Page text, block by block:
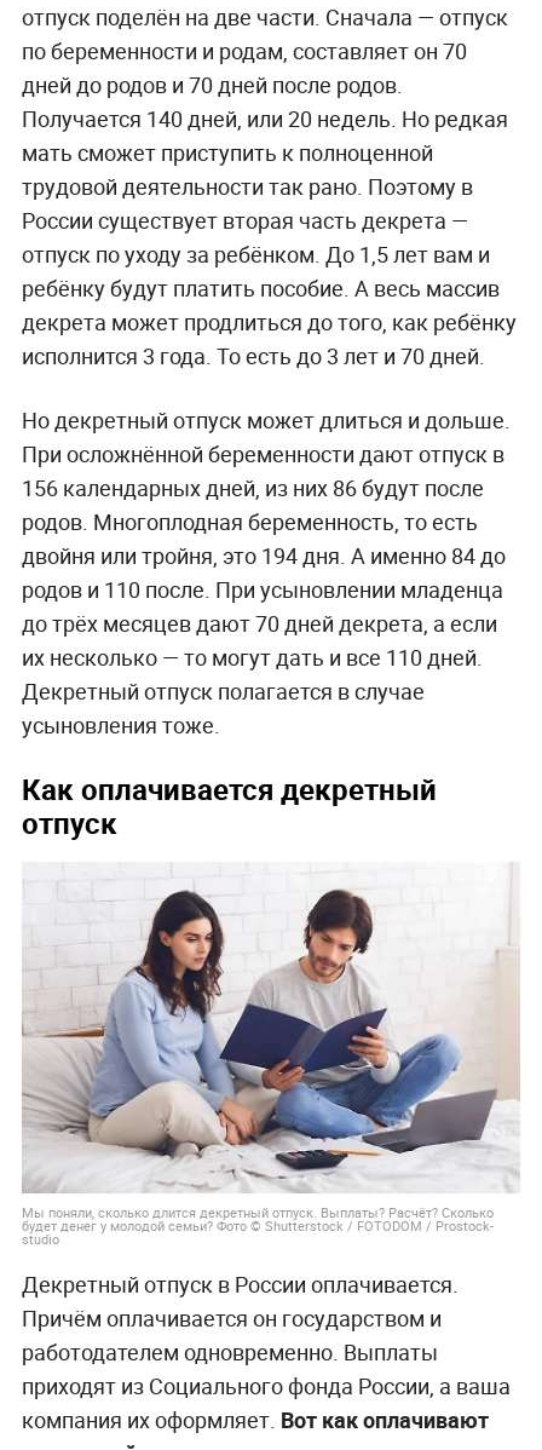
отпуск поделён на две части. Сначала — отпуск
по беременности и родам, составляет он 70
дней до родов и 70 дней после родов.
Получается 140 дней, или 20 недель. Но редкая
мать сможет приступить к полноценной
трудовой деятельности так рано. Поэтому в
России существует вторая часть декрета —
отпуск по уходу за ребёнком. До 1,5 лет вам и
ребёнку будут платить пособие. А весь массив
декрета может продлиться до того, как ребёнку
исполнится 3 года. То есть до 3 лет и 70 дней.
Но декретный отпуск может длиться и дольше.
При осложнённой беременности дают отпуск в
156 календарных дней, из них 86 будут после
родов. Многоплодная беременность, то есть
двойня или тройня, это 194 дня. А именно 84 до
родов и 110 после. При усыновлении младенца
до трёх месяцев дают 70 дней декрета, а если
их несколько — то могут дать и все 110 дней.
Декретный отпуск полагается в случае
усыновления тоже.
Как оплачивается декретный
отпуск
Мы поняли, сколько длится декретный отпуск. Выплаты? Расчёт? Сколько
будет денег у молодой семьи? Фото © Shutterstock / FOTODOM / Prostock-
studio
Декретный отпуск в России оплачивается.
Причём оплачивается он государством и
работодателем одновременно. Выплаты
приходят из Социального фонда России, а ваша
компания их оформляет. Вот как оплачивают